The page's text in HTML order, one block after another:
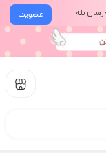
عضویت بله